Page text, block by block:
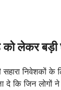
को लेकर बड़ी
निवेशकों के
दे कि जिन लोगों